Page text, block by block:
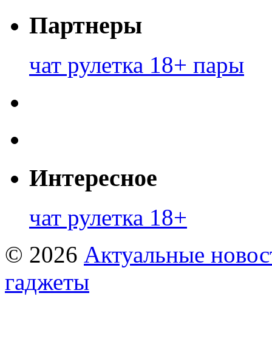
Партнеры
чат рулетка 18+ пары
Интересное
чат рулетка 18+
© 2026 Актуальные
гаджеты